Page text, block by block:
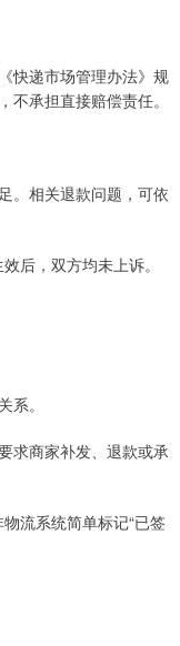
快递市场管理办法》规
承担直接赔偿责任。
。相关退款问题，可依
后，双方均未上诉。
。
求商家补发、退款或承
流系统简单标记“已签